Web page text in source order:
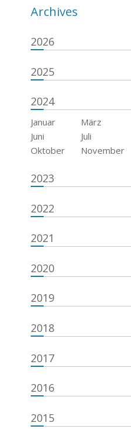
Archives
2026
2025
2024
Januar März
Juni
Juli
Oktober
November
2023
2022
2021
2020
2019
2018
2017
2016
2015